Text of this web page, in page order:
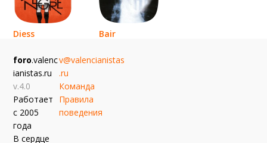
Diess
Bair
foro.valenc
ianistas.ru
v.4.0
Работает
с 2005
года
В сердце
v@valencianistas
.ru
Команда
Правила
поведения